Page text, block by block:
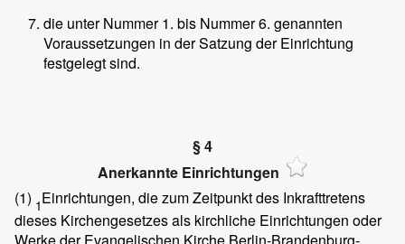
die unter Nummer 1. bis Nummer 6. genannten
Voraussetzungen in der Satzung der Einrichtung
festgelegt sind.
§ 4
Anerkannte Einrichtungen
(1) 1Einrichtungen, die zum Zeitpunkt des Inkrafttretens
dieses Kirchengesetzes als kirchliche Einrichtungen oder